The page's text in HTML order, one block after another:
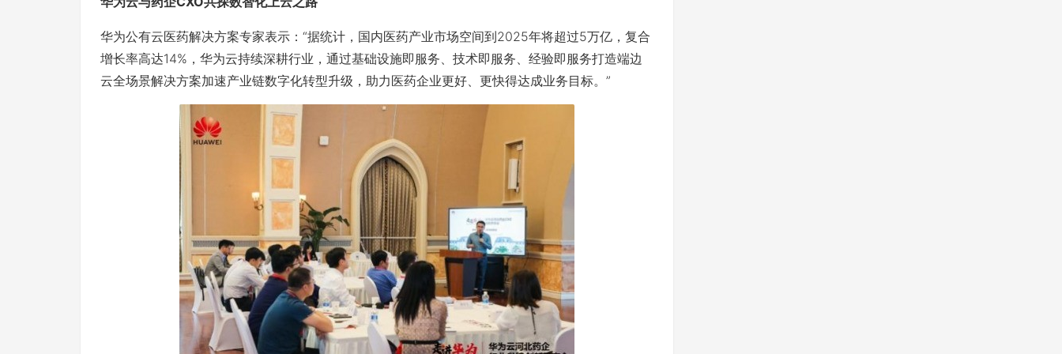
华为公有云医药解决方案专家表示：“据统计，国内医药产业市场空间到2025年将超过5万亿，复合
增长率高达14%，华为云持续深耕行业，通过基础设施即服务、技术即服务、经验即服务打造端边
云全场景解决方案加速产业链数字化转型升级，助力医药企业更好、更快得达成业务目标。”